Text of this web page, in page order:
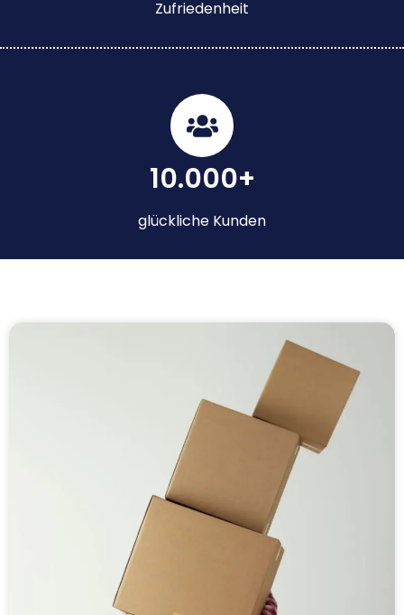
Zufriedenheit
10.000+
glückliche Kunden